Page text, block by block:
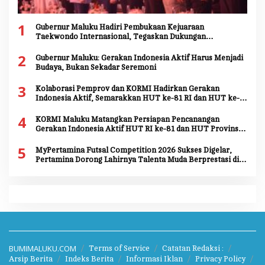
1
Gubernur Maluku Hadiri Pembukaan Kejuaraan
Taekwondo Internasional, Tegaskan Dukungan
2
Gubernur Maluku: Gerakan Indonesia Aktif Harus Menjadi
Budaya, Bukan Sekadar Seremoni
3
Kolaborasi Pemprov dan KORMI Hadirkan Gerakan
Indonesia Aktif, Semarakkan HUT ke-81 RI dan HUT ke-
4
KORMI Maluku Matangkan Persiapan Pencanangan
Gerakan Indonesia Aktif HUT RI ke-81 dan HUT Provinsi
5
MyPertamina Futsal Competition 2026 Sukses Digelar,
Pertamina Dorong Lahirnya Talenta Muda Berprestasi di
BUMIMALUKU.COM Terms of Service
Catatan Redaksi :
Arsip Berita
Indeks Berita Informasi Iklan Privacy Policy